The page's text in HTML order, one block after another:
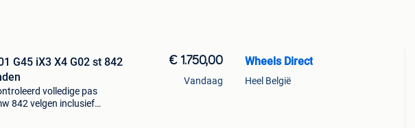
G45 iX3 X4 G02 st 842
volledige pas
842 velgen inclusief
€ 1.750,00
Vandaag
Wheels Direct
Heel België